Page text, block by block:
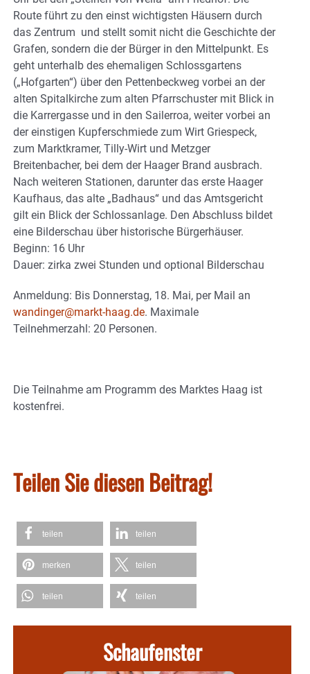
Route führt zu den einst wichtigsten Häusern durch
das Zentrum und stellt somit nicht die Geschichte der
Grafen, sondern die der Bürger in den Mittelpunkt. Es
geht unterhalb des ehemaligen Schlossgartens
(„Hofgarten“) über den Pettenbeckweg vorbei an der
alten Spitalkirche zum alten Pfarrschuster mit Blick in
die Karrergasse und in den Sailerroa, weiter vorbei an
der einstigen Kupferschmiede zum Wirt Griespeck,
zum Marktkramer, Tilly-Wirt und Metzger
Breitenbacher, bei dem der Haager Brand ausbrach.
Nach weiteren Stationen, darunter das erste Haager
Kaufhaus, das alte „Badhaus“ und das Amtsgericht
gilt ein Blick der Schlossanlage. Den Abschluss bildet
eine Bilderschau über historische Bürgerhäuser.
Beginn: 16 Uhr
Dauer: zirka zwei Stunden und optional Bilderschau
Anmeldung: Bis Donnerstag, 18. Mai, per Mail an
wandinger@markt-haag.de. Maximale
Teilnehmerzahl: 20 Personen.
Die Teilnahme am Programm des Marktes Haag ist
kostenfrei.
Teilen Sie diesen Beitrag!
teilen teilen
merken teilen
teilen teilen
Schaufenster